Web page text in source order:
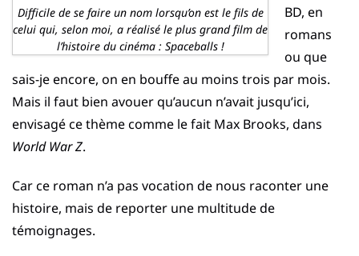
Difficile de se faire un nom lorsqu’on est le fils de
celui qui, selon moi, a réalisé le plus grand film de
l’histoire du cinéma : Spaceballs !
BD, en
romans
ou que
sais-je encore, on en bouffe au moins trois par mois.
Mais il faut bien avouer qu’aucun n’avait jusqu’ici,
envisagé ce thème comme le fait Max Brooks, dans
World War Z.
Car ce roman n’a pas vocation de nous raconter une
histoire, mais de reporter une multitude de
témoignages.